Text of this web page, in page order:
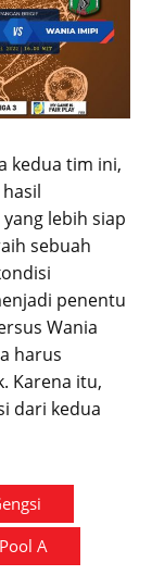
kedua tim ini,
lebih siap
sebuah
penentu
Wania
harus
Karena itu,
dari kedua
A